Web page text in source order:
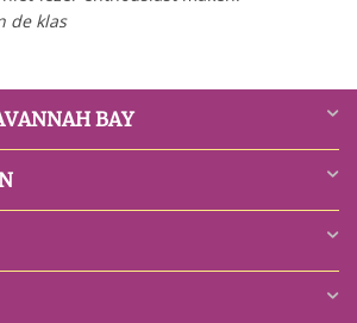
de klas
BAY